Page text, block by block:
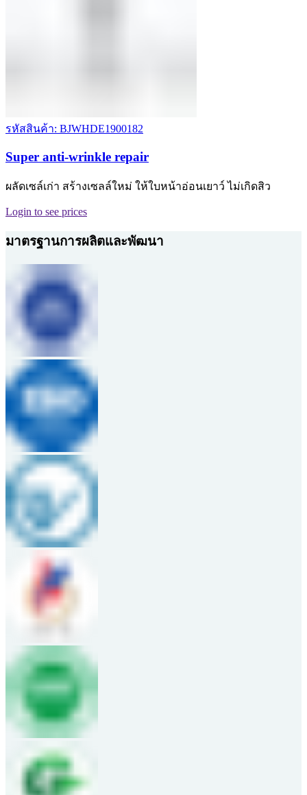
รหัสสินค้า: BJWHDE1900182
Super anti-wrinkle repair
ผลัดเซล์เก่า สร้างเซลล์ใหม่ ให้ใบหน้าอ่อนเยาว์ ไม่เกิดสิว
Login to see prices
มาตรฐานการผลิตและพัฒนา